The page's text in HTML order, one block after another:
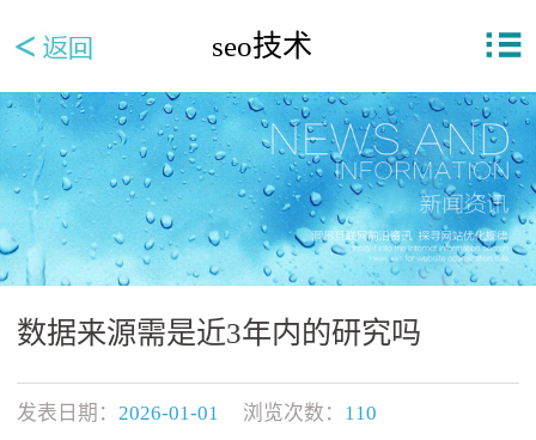
seo技术
数据来源需是近3年内的研究吗
发表日期： 2026-01-01 浏览次数： 110